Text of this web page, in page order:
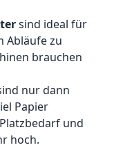
sind ideal für
Abläufe zu
brauchen
nur dann
Papier
und
hoch.